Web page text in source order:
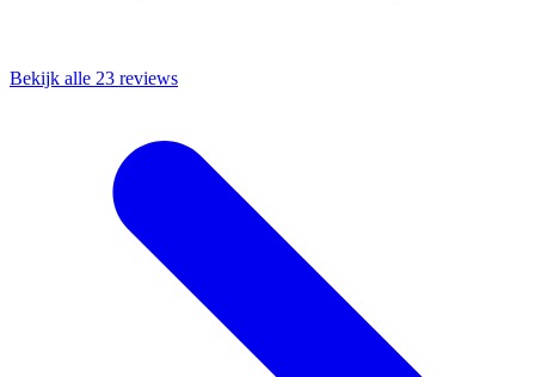
Bekijk alle 23 reviews